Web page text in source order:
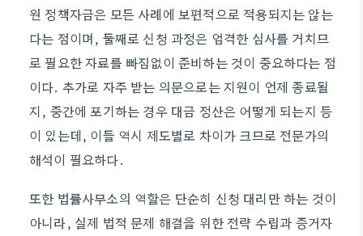
원 정책자금은 모든 사례에 보편적으로 적용되지는 않는
다는 점이며, 둘째로 신청 과정은 엄격한 심사를 거치므
로 필요한 자료를 빠짐없이 준비하는 것이 중요하다는 점
이다. 추가로 자주 받는 의문으로는 지원이 언제 종료될
지, 중간에 포기하는 경우 대금 정산은 어떻게 되는지 등
이 있는데, 이들 역시 제도별로 차이가 크므로 전문가의
해석이 필요하다.
또한 법률사무소의 역할은 단순히 신청 대리만 하는 것이
아니라, 실제 법적 문제 해결을 위한 전략 수립과 증거자